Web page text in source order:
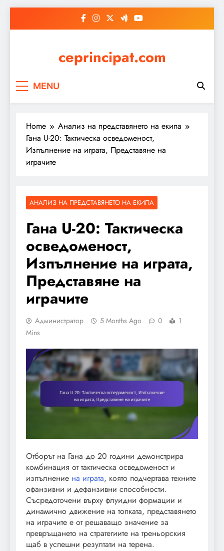
ceprincipat.com
MENU
Home
Анализ на представянето на екипа
Гана U-20: Тактическа осведоменост,
Изпълнение на играта, Представяне на
играчите
АНАЛИЗ НА ПРЕДСТАВЯНЕТО НА ЕКИПА
Гана U-20: Тактическа
осведоменост,
Изпълнение на играта,
Представяне на
играчите
Администратор 5 Months Ago 0
1
Mins
Отборът на Гана до 20 години демонстрира
комбинация от тактическа осведоменост и
изпълнение на играта, която подчертава техните
офанзивни и дефанзивни способности.
Съсредоточени върху флуидни формации и
динамично движение на топката, представянето
на играчите е от решаващо значение за
превръщането на стратегиите на треньорския
щаб в успешни резултати на терена.